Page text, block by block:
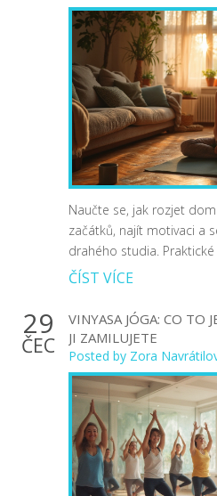
Naučte se, jak rozjet
začátků, najít motivaci a
drahého studia.
ČÍST VÍCE
29
ČEC
VINYASA JÓGA: CO TO
JI ZAMILUJETE
Posted by Zora